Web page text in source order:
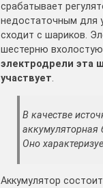
срабатывает
недостаточным для
сходит с шариков.
шестерню
электродрели эта
участвует.
В качестве
аккумуляторная
Оно
Аккумулятор